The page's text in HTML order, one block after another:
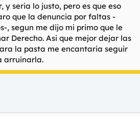
y seria lo justo, pero es que eso
que la denuncia por faltas -
, segun me dijo mi primo que le
Derecho. Asi que mejor dejar las
la pasta me encantaria seguir
arruinarla.